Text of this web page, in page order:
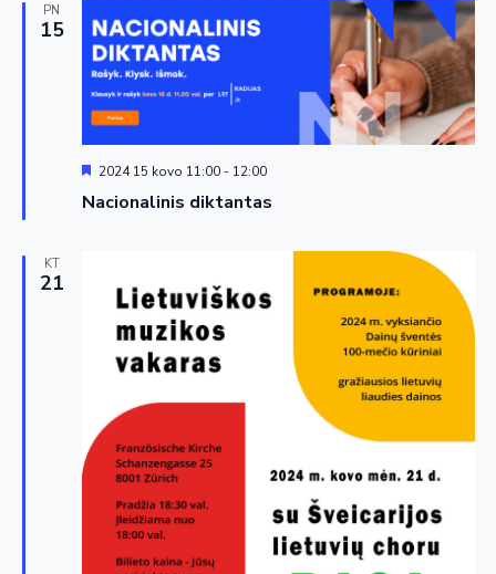
PN
15
Nacionalinis diktantas
Siūloma
2024 15 kovo 11:00- 12:00
KT
21